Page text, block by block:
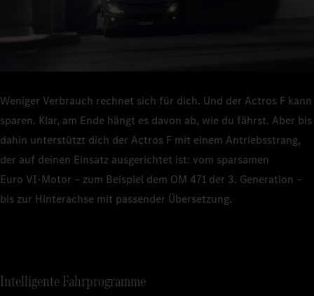
Weniger Verbrauch rechnet sich für dich. Und der Actros F kann
sparen. Klar, am Ende hängt es davon ab, wie du fährst. Aber bis
dahin unterstützt dich der Actros F mit einem Antriebsstrang,
der auf deinen Einsatz ausgerichtet ist: vom sparsamen
Euro VI‑Motor – zum Beispiel dem OM 471 der 3. Generation –
bis zur Hinterachse mit passender Übersetzung.
Intelligente Fahrprogramme